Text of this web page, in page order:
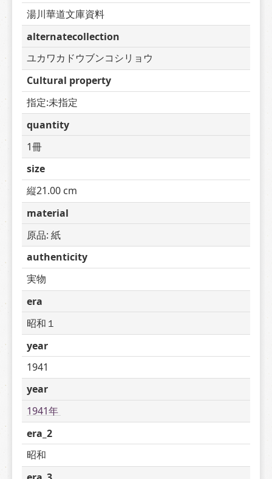
湯川華道文庫資料
alternatecollection
ユカワカドウブンコシリョウ
Cultural property
指定:未指定
quantity
1冊
size
縦21.00 cm
material
原品: 紙
authenticity
実物
era
昭和１
year
1941
year
1941年
era_2
昭和